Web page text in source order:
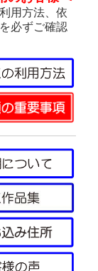
用方法、依
必ずご確認